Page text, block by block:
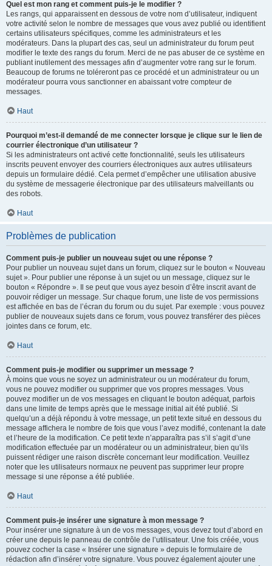
Quel est mon rang et comment puis-je le modifier ?
Les rangs, qui apparaissent en dessous de votre nom d’utilisateur, indiquent
votre activité selon le nombre de messages que vous avez publié ou identifient
certains utilisateurs spécifiques, comme les administrateurs et les
modérateurs. Dans la plupart des cas, seul un administrateur du forum peut
modifier le texte des rangs du forum. Merci de ne pas abuser de ce système en
publiant inutilement des messages afin d’augmenter votre rang sur le forum.
Beaucoup de forums ne toléreront pas ce procédé et un administrateur ou un
modérateur pourra vous sanctionner en abaissant votre compteur de
messages.
Haut
Pourquoi m’est-il demandé de me connecter lorsque je clique sur le lien de
courrier électronique d’un utilisateur ?
Si les administrateurs ont activé cette fonctionnalité, seuls les utilisateurs
inscrits peuvent envoyer des courriers électroniques aux autres utilisateurs
depuis un formulaire dédié. Cela permet d’empêcher une utilisation abusive
du système de messagerie électronique par des utilisateurs malveillants ou
des robots.
Haut
Problèmes de publication
Comment puis-je publier un nouveau sujet ou une réponse ?
Pour publier un nouveau sujet dans un forum, cliquez sur le bouton « Nouveau
sujet ». Pour publier une réponse à un sujet ou un message, cliquez sur le
bouton « Répondre ». Il se peut que vous ayez besoin d’être inscrit avant de
pouvoir rédiger un message. Sur chaque forum, une liste de vos permissions
est affichée en bas de l’écran du forum ou du sujet. Par exemple : vous pouvez
publier de nouveaux sujets dans ce forum, vous pouvez transférer des pièces
jointes dans ce forum, etc.
Haut
Comment puis-je modifier ou supprimer un message ?
À moins que vous ne soyez un administrateur ou un modérateur du forum,
vous ne pouvez modifier ou supprimer que vos propres messages. Vous
pouvez modifier un de vos messages en cliquant le bouton adéquat, parfois
dans une limite de temps après que le message initial ait été publié. Si
quelqu’un a déjà répondu à votre message, un petit texte situé en dessous du
message affichera le nombre de fois que vous l’avez modifié, contenant la date
et l’heure de la modification. Ce petit texte n’apparaîtra pas s’il s’agit d’une
modification effectuée par un modérateur ou un administrateur, bien qu’ils
puissent rédiger une raison discrète concernant leur modification. Veuillez
noter que les utilisateurs normaux ne peuvent pas supprimer leur propre
message si une réponse a été publiée.
Haut
Comment puis-je insérer une signature à mon message ?
Pour insérer une signature à un de vos messages, vous devez tout d’abord en
créer une depuis le panneau de contrôle de l’utilisateur. Une fois créée, vous
pouvez cocher la case « Insérer une signature » depuis le formulaire de
rédaction afin d’insérer votre signature. Vous pouvez également ajouter une